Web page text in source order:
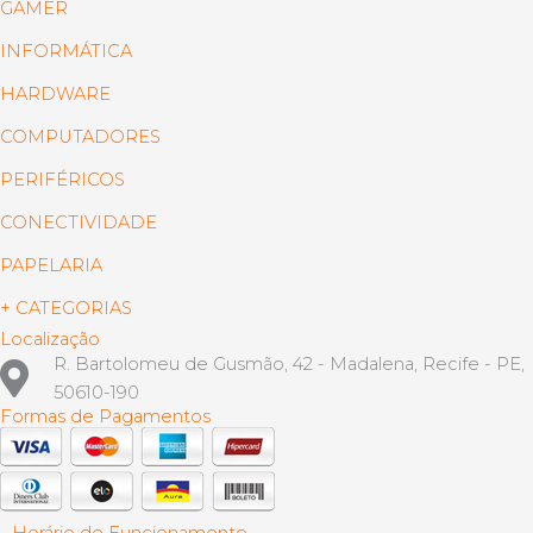
GAMER
INFORMÁTICA
HARDWARE
COMPUTADORES
PERIFÉRICOS
CONECTIVIDADE
PAPELARIA
+ CATEGORIAS
Localização
R. Bartolomeu de Gusmão, 42 - Madalena, Recife - PE,
50610-190
Formas de Pagamentos